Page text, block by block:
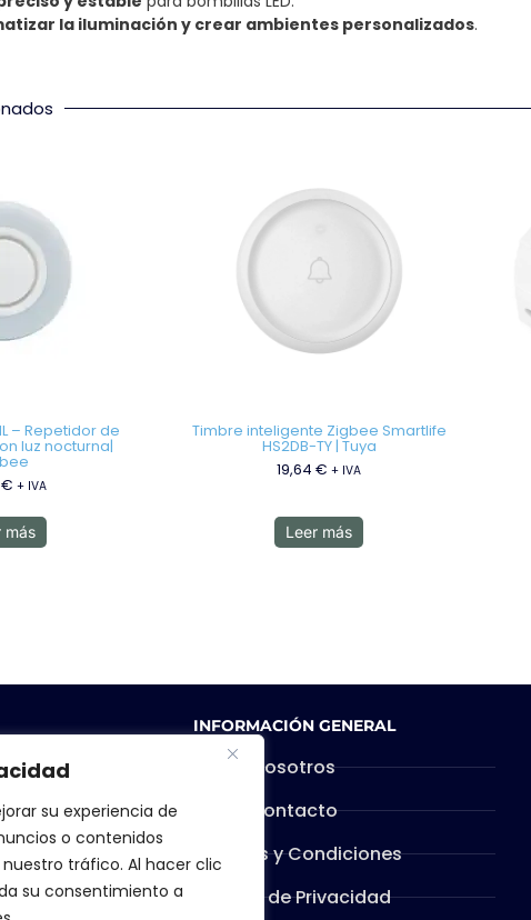
su experiencia de
o contenidos
tráfico. Al hacer clic
su consentimiento a
la iluminación y crear ambientes personalizados.
– Repetidor de
luz nocturna|
€ + IVA
más
Timbre inteligente Zigbee Smartlife
HS2DB-TY | Tuya
19,64€ + IVA
Leer más
INFORMACIÓN GENERAL
Nosotros
Contacto
Términos y Condiciones
Política de Privacidad